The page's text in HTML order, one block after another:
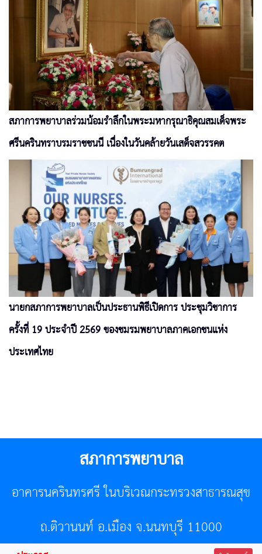
สภาการพยาบาลร่วมน้อมรำลึกในพระมหากรุณาธิคุณสมเด็จพระ
ศรีนครินทราบรมราชชนนี เนื่องในวันคล้ายวันเสด็จสวรรคต
นายกสภาการพยาบาลเป็นประธานพิธีเปิดการ ประชุมวิชาการ
ครั้งที่ 19 ประจำปี 2569 ของชมรมพยาบาลภาคเอกชนแห่ง
ประเทศไทย
สภาการพยาบาล
อาคารนครินทรศรี ในบริเวณกระทรวงสาธารณสุข
ถ.ติวานนท์ อ.เมือง จ.นนทบุรี 11000